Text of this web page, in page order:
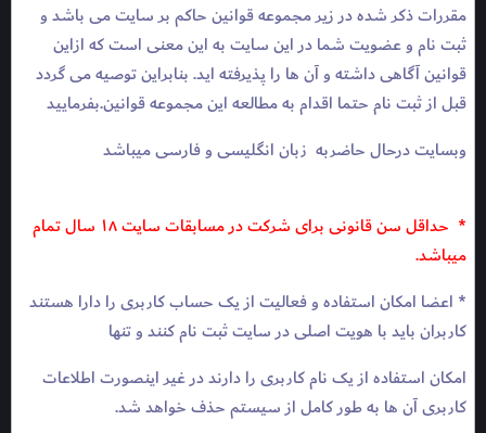
مقررات ذکر شده در زیر مجموعه قوانین حاکم بر سایت می باشد و
ثبت نام و عضویت شما در این سایت به این معنی است که ازاین
قوانین آگاهی داشته و آن ها را پذیرفته اید. بنابراین توصیه می گردد
قبل از ثبت نام حتما اقدام به مطالعه این مجموعه قوانین.بفرمایید
وبسایت درحال حاضربه زبان انگلیسی و فارسی میباشد
* حداقل سن قانونی برای شركت در مسابقات سایت ۱۸ سال تمام
میباشد.
* اعضا امکان استفاده و فعالیت از یک حساب کاربری را دارا هستند
کاربران باید با هویت اصلی در سایت ثبت نام کنند و تنها
امکان استفاده از یک نام کاربری را دارند در غیر اینصورت اطلاعات
کاربری آن ها به طور کامل از سیستم حذف خواهد شد.